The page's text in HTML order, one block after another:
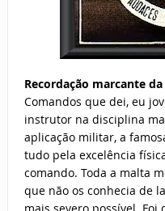
Recordação marcante
Comandos que dei, eu
instrutor na disciplina
aplicação militar, a
tudo pela excelência
comando. Toda a malta
que não os conhecia de